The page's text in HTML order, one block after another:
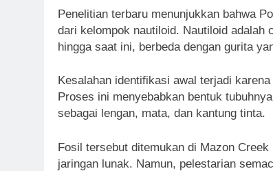
Penelitian terbaru menunjukkan bahwa
dari kelompok nautiloid. Nautiloid adalah
hingga saat ini, berbeda dengan gurita
Kesalahan identifikasi awal terjadi
Proses ini menyebabkan bentuk
sebagai lengan, mata, dan kantung tinta.
Fosil tersebut ditemukan di Mazon
jaringan lunak. Namun, pelestarian